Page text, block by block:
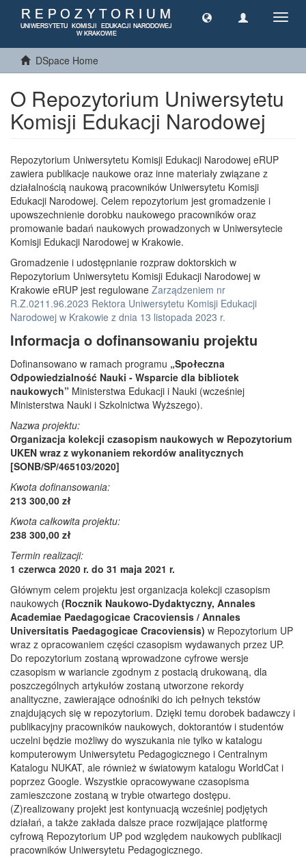
DSpace Home
O Repozytorium Uniwersytetu
Komisji Edukacji Narodowej
Repozytorium Uniwersytetu Komisji Edukacji Narodowej eRUP
zawiera publikacje naukowe oraz inne materiały związane z
działalnością naukową pracowników Uniwersytetu Komisji
Edukacji Narodowej. Celem repozytorium jest gromadzenie i
upowszechnienie dorobku naukowego pracowników oraz
promowanie badań naukowych prowadzonych w Uniwersytecie
Komisji Edukacji Narodowej w Krakowie.
Gromadzenie i udostępnianie rozpraw doktorskich w
Repozytorium Uniwersytetu Komisji Edukacji Narodowej w
Krakowie eRUP jest regulowane Zarządzeniem nr
R.Z.0211.96.2023 Rektora Uniwersytetu Komisji Edukacji
Narodowej w Krakowie z dnia 13 listopada 2023 r.
Informacja o dofinansowaniu projektu
Dofinansowano w ramach programu „Społeczna
Odpowiedzialność Nauki - Wsparcie dla bibliotek
naukowych” Ministerstwa Edukacji i Nauki (wcześniej
Ministerstwa Nauki i Szkolnictwa Wyższego).
Nazwa projektu:
Organizacja kolekcji czasopism naukowych w Repozytorium
UKEN wraz z wykonaniem rekordów analitycznych
[SONB/SP/465103/2020]
Kwota dofinansowania:
213 300,00 zł
Kwota całkowita projektu:
238 300,00 zł
Termin realizacji:
1 czerwca 2020 r. do 31 maja 2021 r.
Głównym celem projektu jest organizacja kolekcji czasopism
naukowych (Rocznik Naukowo-Dydaktyczny, Annales
Academiae Paedagogicae Cracoviensis / Annales
Universitatis Paedagogicae Cracoviensis) w Repozytorium UP
wraz z opracowaniem części czasopism wydawanych przez UP.
Do repozytorium zostaną wprowadzone cyfrowe wersje
czasopism w wariancie zgodnym z postacią drukowaną, dla
poszczególnych artykułów zostaną utworzone rekordy
analityczne, zawierające odnośniki do ich pełnych tekstów
znajdujących się w repozytorium. Dzięki temu dorobek badawczy i
publikacyjny pracowników naukowych, doktorantów i studentów
uczelni będzie możliwy do wyszukania nie tylko w katalogu
komputerowym Uniwersytetu Pedagogicznego i Centralnym
Katalogu NUKAT, ale również w światowym katalogu WorldCat i
poprzez Google. Wszystkie opracowywane czasopisma
zamieszczone zostaną w trybie otwartego dostępu.
(Z)realizowany projekt jest kontynuacją wcześniej podjętych
działań, a także zakłada dalsze prace rozwijające platformę
cyfrową Repozytorium UP pod względem naukowych publikacji
pracowników Uniwersytetu Pedagogicznego.